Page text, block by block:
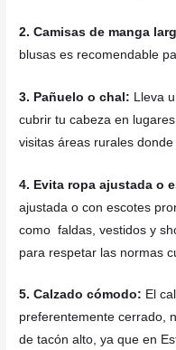
2. Camisas de manga
blusas es recomendable
3. Pañuelo o chal: Lleva
cubrir tu cabeza en
visitas áreas rurales
4. Evita ropa ajustada o
ajustada o con escotes
como faldas, vestidos y
para respetar las normas
5. Calzado cómodo: El
preferentemente cerrado,
de tacón alto, ya que en